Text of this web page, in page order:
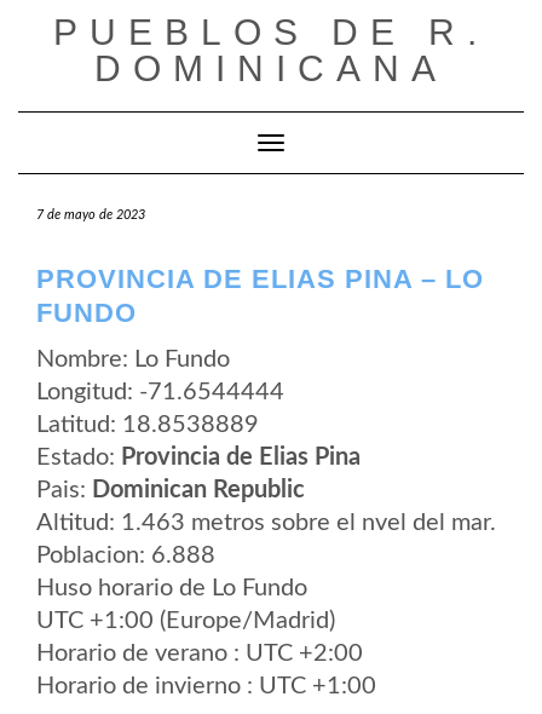
PUEBLOS DE R.
DOMINICANA
Cambiar modo de navegación
7 de mayo de 2023
PROVINCIA DE ELIAS PINA – LO
FUNDO
Nombre: Lo Fundo
Longitud: -71.6544444
Latitud: 18.8538889
Estado: Provincia de Elias Pina
Pais: Dominican Republic
Altitud: 1.463 metros sobre el nvel del mar.
Poblacion: 6.888
Huso horario de Lo Fundo
UTC +1:00 (Europe/Madrid)
Horario de verano : UTC +2:00
Horario de invierno : UTC +1:00